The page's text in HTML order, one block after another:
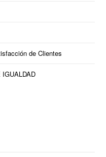
de Clientes